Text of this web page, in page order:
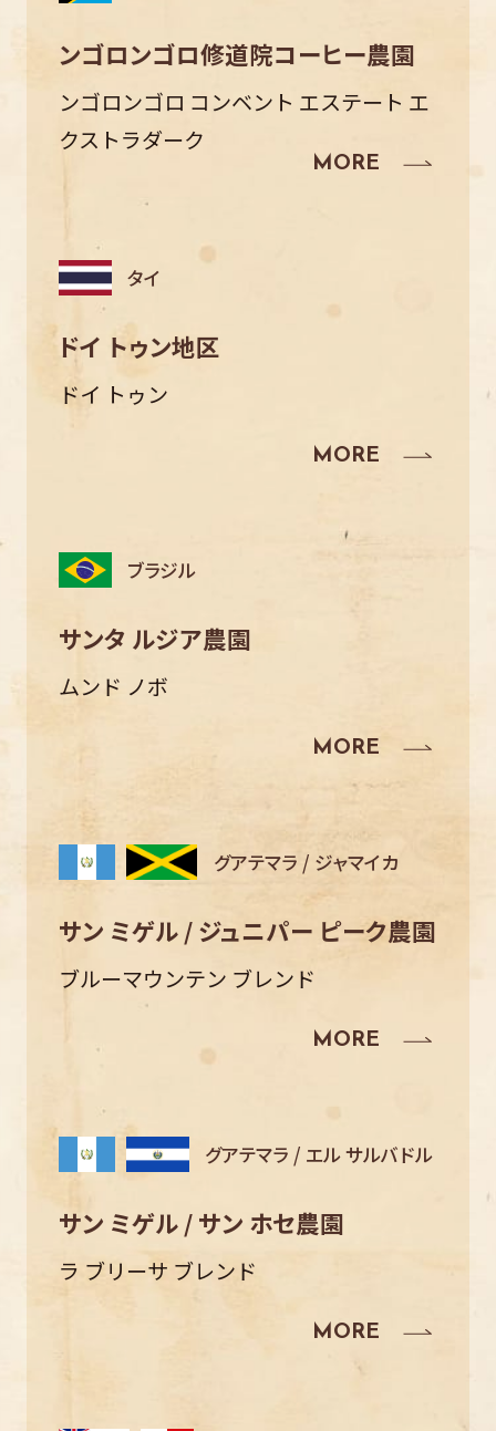
ンゴロンゴロ修道院コーヒー農園
ンゴロンゴロ コンベント エステート エ
クストラダーク
タイ
ドイ トゥン地区
ドイ トゥン
ブラジル
サンタ ルジア農園
ムンド ノボ
グアテマラ / ジャマイカ
サン ミゲル / ジュニパー ピーク農園
ブルーマウンテン ブレンド
グアテマラ / エル サルバドル
サン ミゲル / サン ホセ農園
ラ ブリーサ ブレンド